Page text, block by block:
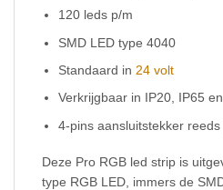
120 leds p/m
SMD LED type 4040
Standaard in 24 volt
Verkrijgbaar in IP20, IP65
4-pins aansluitstekker
Deze Pro RGB led strip is
type RGB LED, immers de